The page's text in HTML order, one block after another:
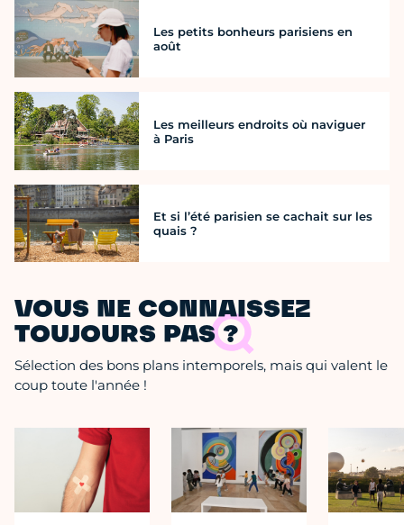
Les petits bonheurs parisiens en
août
Les meilleurs endroits où naviguer
à Paris
Et si l’été parisien se cachait sur les
quais ?
VOUS NE CONNAISSEZ
TOUJOURS PAS ?
Sélection des bons plans intemporels, mais qui valent le
coup toute l'année !